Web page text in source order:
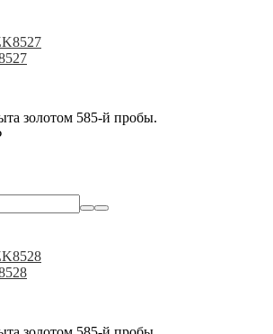
золотом 585-й пробы.